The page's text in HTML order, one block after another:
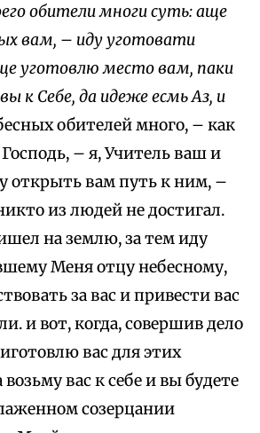
обители многи суть: аще
вам, – иду уготовати
уготовлю место вам, паки
к Себе, да идеже есмь Аз, и
обителей много, – как
– я, Учитель ваш и
открыть вам путь к ним, –
из людей не достигал.
на землю, за тем иду
Меня отцу небесному,
за вас и привести вас
и вот, когда, совершив дело
вас для этих
возьму вас к себе и вы будете
созерцании